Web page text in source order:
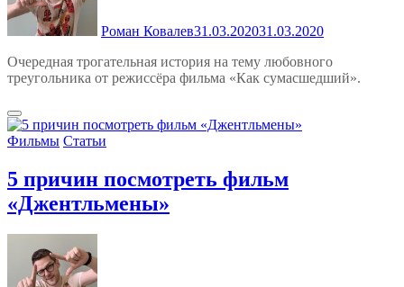
Роман Ковалев31.03.202031.03.2020
Очередная трогательная история на тему любовного
треугольника от режиссёра фильма «Как сумасшедший».
Фильмы Статьи
5 причин посмотреть фильм
«Джентльмены»